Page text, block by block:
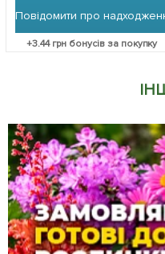
Повідомити про
+3.44грн бонусів за покупку